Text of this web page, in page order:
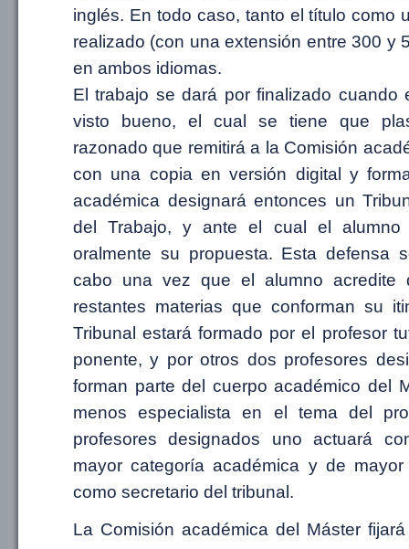
inglés. En todo caso, tanto el título como
realizado (con una extensión entre 300 y
en ambos idiomas.
El trabajo se dará por finalizado cuando
visto bueno, el cual se tiene que
razonado que remitirá a la Comisión
con una copia en versión digital y
académica designará entonces un
del Trabajo, y ante el cual el alumno
oralmente su propuesta. Esta defensa
cabo una vez que el alumno acredite
restantes materias que conforman su
Tribunal estará formado por el profesor
ponente, y por otros dos profesores
forman parte del cuerpo académico del
menos especialista en el tema del
profesores designados uno actuará
mayor categoría académica y de
como secretario del tribunal.
La Comisión académica del Máster